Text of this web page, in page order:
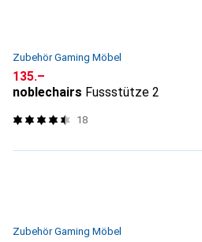
Zubehör Gaming Möbel
CHF
135.–
noblechairs Fussstütze 2
18
Zubehör Gaming Möbel